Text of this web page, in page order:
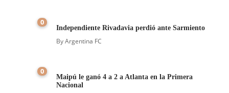
0
Independiente Rivadavia perdió ante Sarmiento
ByArgentina FC
0
Maipú le ganó 4 a 2 a Atlanta en la Primera
Nacional